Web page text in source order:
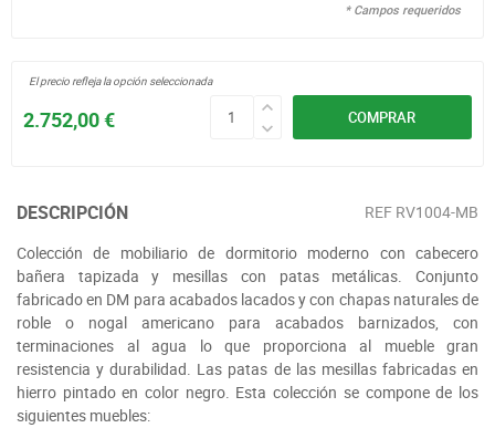
* Campos requeridos
COMPRAR
2.752,00 €
El precio refleja la opción seleccionada
DESCRIPCIÓN REF RV1004-MB
Colección de mobiliario de dormitorio moderno con cabecero
bañera tapizada y mesillas con patas metálicas. Conjunto
fabricado en DM para acabados lacados y con chapas naturales de
roble o nogal americano para acabados barnizados, con
terminaciones al agua lo que proporciona al mueble gran
resistencia y durabilidad. Las patas de las mesillas fabricadas en
hierro pintado en color negro. Esta colección se compone de los
siguientes muebles: